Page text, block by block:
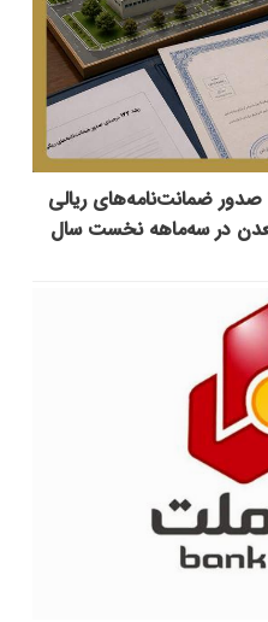
صدور ضمانت‌نامه‌های ریالی
در سه‌ماهه نخست سال